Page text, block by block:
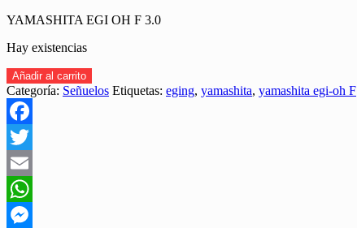
YAMASHITA EGI OH F 3.0
Hay existencias
YAMASHITA
EGI-
OH
F
3.0
BASIC
F002
RP
15GR
"EGING"
cantidad
Añadir al carrito
Categoría: Señuelos Etiquetas: eging, yamashita, yamashita egi-oh F
Facebook
Twitter
Email
WhatsApp